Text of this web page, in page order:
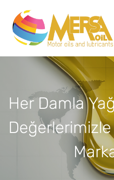
Her Damla